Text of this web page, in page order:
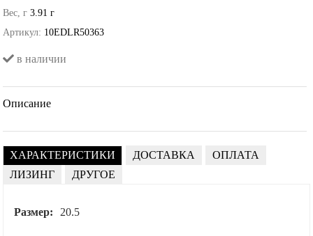
Вес, г 3.91 г
Артикул: 10EDLR50363
в наличии
Описание
ХАРАКТЕРИСТИКИ ДОСТАВКА
ОПЛАТА
ЛИЗИНГ
ДРУГОЕ
Размер: 20.5